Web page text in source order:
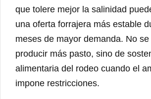
que tolere mejor la salinidad
una oferta forrajera más estable
meses de mayor demanda. No
producir más pasto, sino de
alimentaria del rodeo cuando el
impone restricciones.